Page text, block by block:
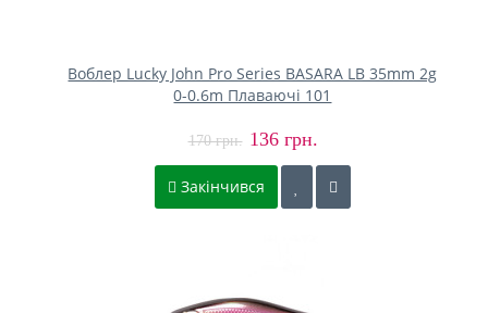
Воблер Lucky John Pro Series BASARA LB 35mm 2g
0-0.6m Плаваючі 101
170 грн. 136 грн.
Закінчився